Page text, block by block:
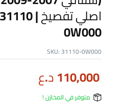
0W000
SKU:31110-0W000
110,000د.ع
متوفر في المخازن !